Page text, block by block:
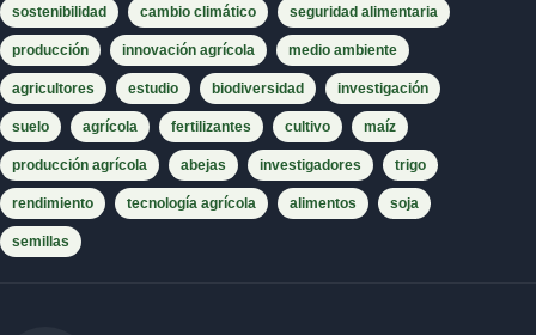
sostenibilidad cambio climático seguridad alimentaria
producción innovación agrícola medio ambiente
agricultores estudio biodiversidad investigación
suelo agrícola fertilizantes cultivo maíz
producción agrícola abejas investigadores trigo
rendimiento tecnología agrícola alimentos soja
semillas